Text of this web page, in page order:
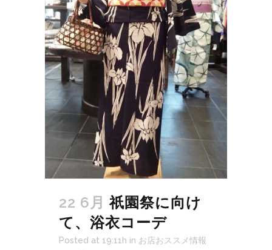
22 6月 祇園祭に向け
て、浴衣コーデ
Posted at 19:11h in お店おススメ情報